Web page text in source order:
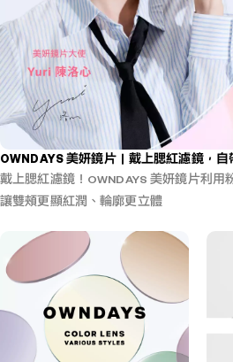
OWNDAYS 美妍鏡片｜戴上腮紅濾鏡，自
戴上腮紅濾鏡！OWNDAYS 美妍鏡片利用
讓雙頰更顯紅潤、輪廓更立體